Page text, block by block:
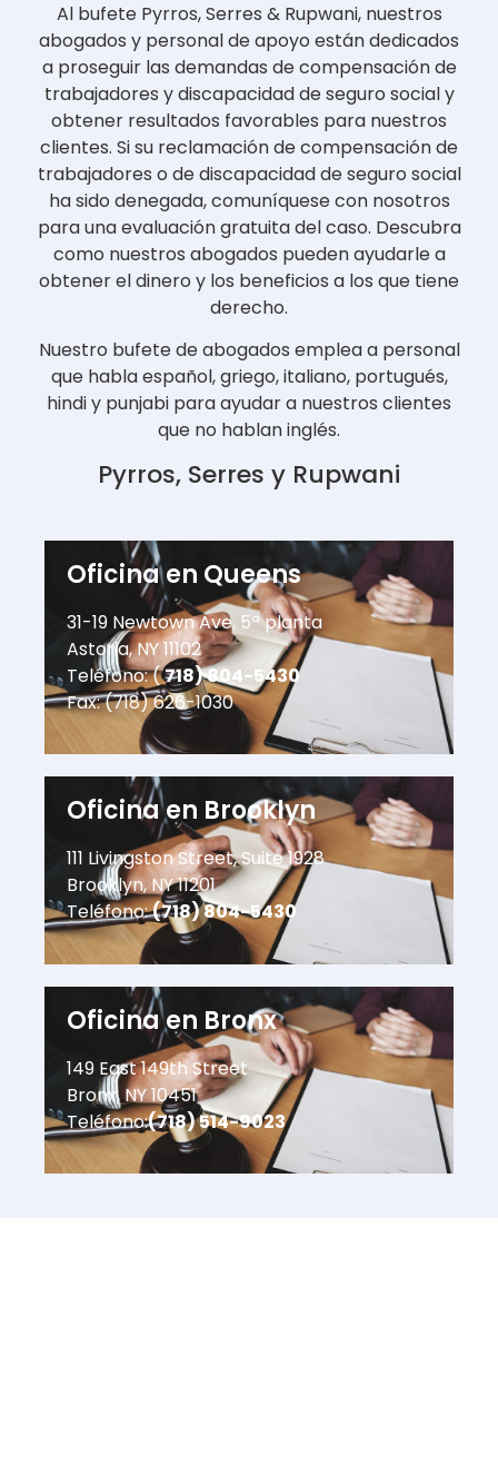
Al bufete Pyrros, Serres & Rupwani, nuestros
abogados y personal de apoyo están dedicados
a proseguir las demandas de compensación de
trabajadores y discapacidad de seguro social y
obtener resultados favorables para nuestros
clientes. Si su reclamación de compensación de
trabajadores o de discapacidad de seguro social
ha sido denegada, comuníquese con nosotros
para una evaluación gratuita del caso. Descubra
como nuestros abogados pueden ayudarle a
obtener el dinero y los beneficios a los que tiene
derecho.
Nuestro bufete de abogados emplea a personal
que habla español, griego, italiano, portugués,
hindi y punjabi para ayudar a nuestros clientes
que no hablan inglés.
Pyrros, Serres y Rupwani
Oficina en Queens
31-19 Newtown Ave, 5ª planta
Astoria, NY 11102
Teléfono: (718) 804-5430
Fax: (718) 626-1030
Oficina en Brooklyn
111 Livingston Street, Suite 1928
Brooklyn, NY 11201
Teléfono:(718) 804-5430
Oficina en Bronx
149 East 149th Street
Bronx, NY 10451
Teléfono:(718) 514-9023